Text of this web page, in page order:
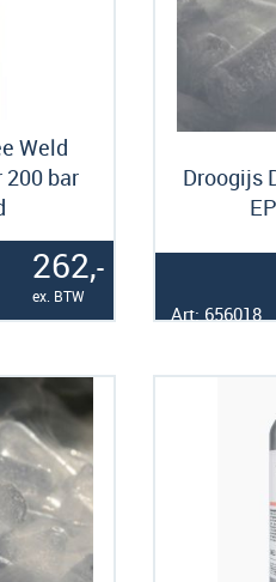
Weld
bar
262,-
ex. BTW
Droogijs
Art: 656018